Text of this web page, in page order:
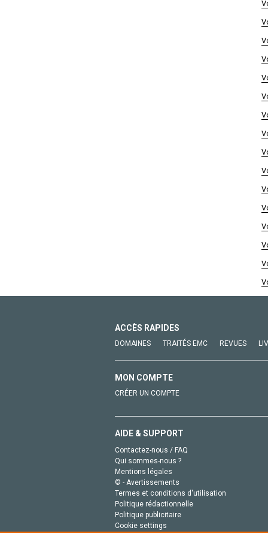
ACCÈS RAPIDES
DOMAINES TRAITÉS EMC REVUES
MON COMPTE
CRÉER UN COMPTE
AIDE & SUPPORT
Contactez-nous / FAQ
Qui sommes-nous ?
Mentions légales
© - Avertissements
Termes et conditions d'utilisation
Politique rédactionnelle
Politique publicitaire
Cookie settings